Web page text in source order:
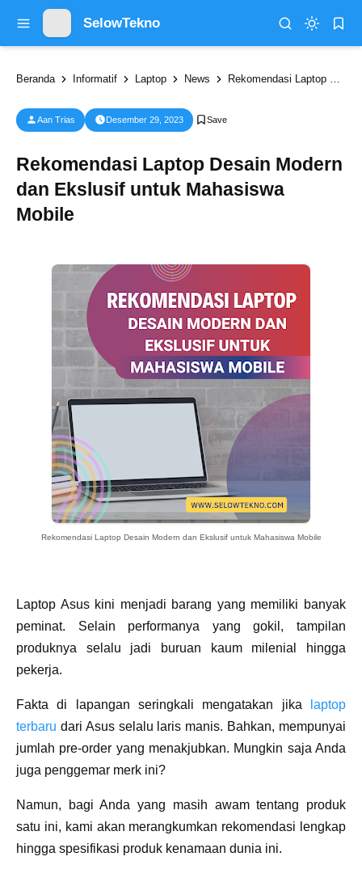
SelowTekno
Beranda Informatif Laptop News Rekomendasi Laptop Desain Modern dan Ekslusif untuk Mahasiswa Mobile
Aan Trias Desember 29, 2023
Rekomendasi Laptop Desain Modern
dan Ekslusif untuk Mahasiswa
Mobile
Rekomendasi Laptop Desain Modern dan Ekslusif untuk Mahasiswa Mobile
Laptop Asus kini menjadi barang yang memiliki banyak
peminat. Selain performanya yang gokil, tampilan
produknya selalu jadi buruan kaum milenial hingga
pekerja.
Fakta di lapangan seringkali mengatakan jika
laptop
terbaru dari Asus selalu laris manis. Bahkan, mempunyai
jumlah pre-order yang menakjubkan. Mungkin saja Anda
juga penggemar merk ini?
Namun, bagi Anda yang masih awam tentang produk
satu ini, kami akan merangkumkan rekomendasi lengkap
hingga spesifikasi produk kenamaan dunia ini.